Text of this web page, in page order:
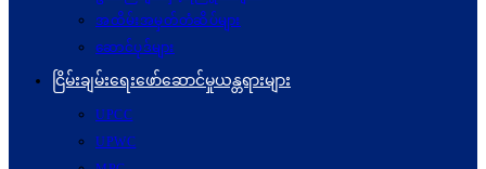
အထိမ်းအမှတ်တံဆိပ်များ
ဆောင်ပုဒ်များ
ငြိမ်းချမ်းရေးဖော်‌ဆောင်မှုယန္တရားများ
UPCC
UPWC